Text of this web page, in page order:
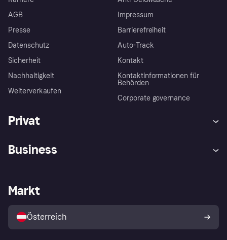
AGB
Presse
Datenschutz
Sicherheit
Nachhaltigkeit
Weiterverkaufen
Impressum
Barrierefreiheit
Auto-Track
Kontakt
Kontaktinformationen für
Behörden
Corporate governance
Privat
Shops entdecken
Business
Händlerportal
Markt
Österreich